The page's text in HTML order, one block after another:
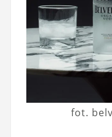
fot.